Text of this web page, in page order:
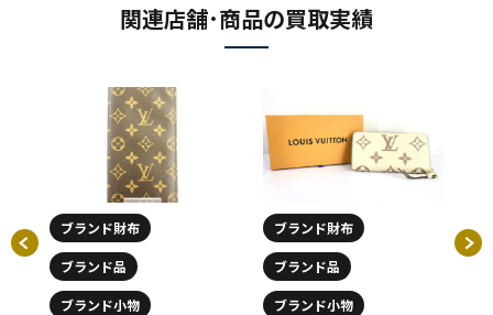
関連店舗･商品の買取実績
ブランド財布
ブランド品
ブランド小物
ブランド財布
ブランド品
ブランド小物